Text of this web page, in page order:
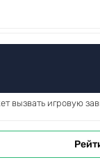
вызвать игровую